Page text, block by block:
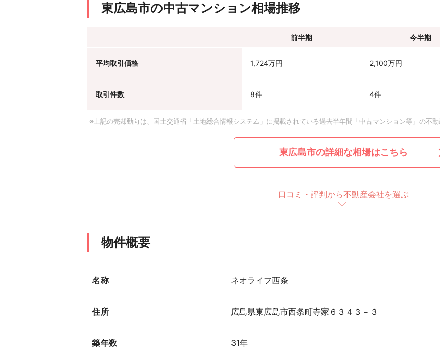
東広島市の中古マンション相場推移
前半期 今半期
平均取引価格 1,724万円 2,100万円
取引件数 8件 4件
※上記の売却動向は、国土交通省「土地総合情報システム」に掲載されている過去半年間「中古マンション等」の不動
東広島市の詳細な相場はこちら
口コミ・評判から不動産会社を選ぶ
物件概要
名称 ネオライフ西条
住所 広島県東広島市西条町寺家６３４３－３
築年数 31年